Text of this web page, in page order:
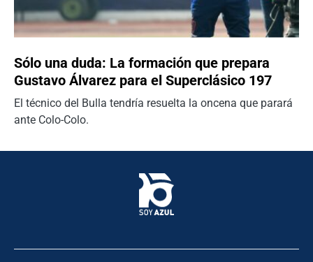
Sólo una duda: La formación que prepara
Gustavo Álvarez para el Superclásico 197
El técnico del Bulla tendría resuelta la oncena que parará
ante Colo-Colo.